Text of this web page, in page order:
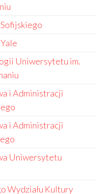
Uniwersytetu im.
i Administracji
i Administracji
Uniwersytetu
Wydziału Kultury